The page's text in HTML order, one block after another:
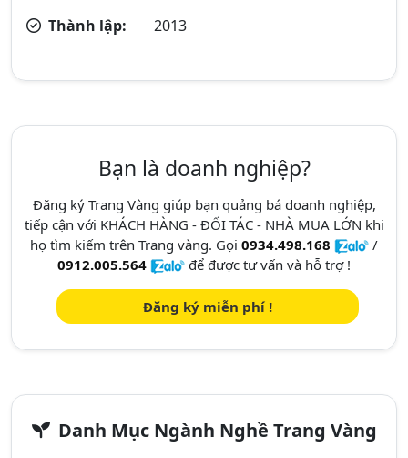
Thành lập:
2013
Bạn là doanh nghiệp?
Đăng ký Trang Vàng giúp bạn quảng bá doanh nghiệp,
tiếp cận với KHÁCH HÀNG - ĐỐI TÁC - NHÀ MUA LỚN khi
họ tìm kiếm trên Trang vàng. Gọi 0934.498.168
/
0912.005.564
để được tư vấn và hỗ trợ !
Đăng ký miễn phí !
Danh Mục Ngành Nghề Trang Vàng